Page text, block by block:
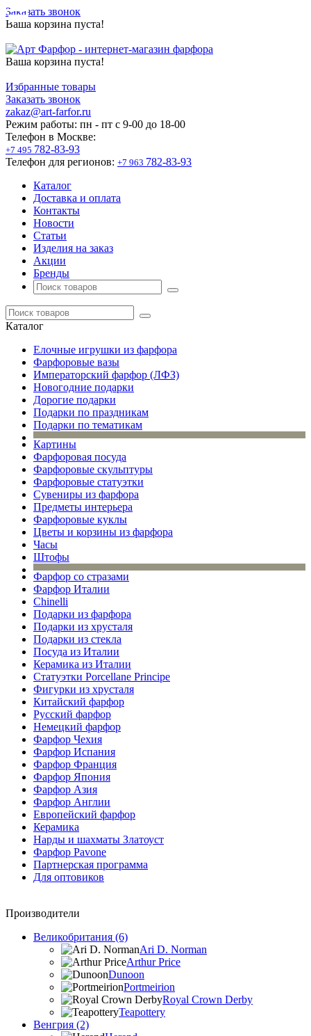
Заказать звонок
Ваша корзина пуста!
Ваша корзина пуста!
Избранные товары
Заказать звонок
zakaz@art-farfor.ru
Режим работы: пн - пт c 9-00 до 18-00
Телефон в Москве:
+7 495 782-83-93
Телефон для регионов: +7 963 782-83-93
Каталог
Доставка и оплата
Контакты
Новости
Статьи
Изделия на заказ
Акции
Бренды
Каталог
Елочные игрушки из фарфора
Фарфоровые вазы
Императорский фарфор (ЛФЗ)
Новогодние подарки
Дорогие подарки
Подарки по праздникам
Подарки по тематикам
Картины
Фарфоровая посуда
Фарфоровые скульптуры
Фарфоровые статуэтки
Сувениры из фарфора
Предметы интерьера
Фарфоровые куклы
Цветы и корзины из фарфора
Часы
Штофы
Фарфор со стразами
Фарфор Италии
Chinelli
Подарки из фарфора
Подарки из хрусталя
Подарки из стекла
Посуда из Италии
Керамика из Италии
Статуэтки Porcellane Principe
Фигурки из хрусталя
Китайский фарфор
Русский фарфор
Немецкий фарфор
Фарфор Чехия
Фарфор Испания
Фарфор Франция
Фарфор Япония
Фарфор Азия
Фарфор Англии
Европейский фарфор
Керамика
Нарды и шахматы Златоуст
Фарфор Pavone
Партнерская программа
Для оптовиков
Производители
Великобритания (6)
Ari D. Norman
Arthur Price
Dunoon
Portmeirion
Royal Crown Derby
Teapottery
Венгрия (2)